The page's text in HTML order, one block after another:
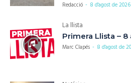
Redacció - 8 d'agost de 2026
La llista
Primera Llista –
Marc Clapés - 8 d'agost de